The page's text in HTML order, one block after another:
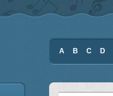
A B C D